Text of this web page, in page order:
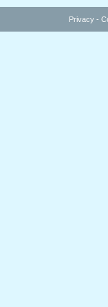
Privacy -